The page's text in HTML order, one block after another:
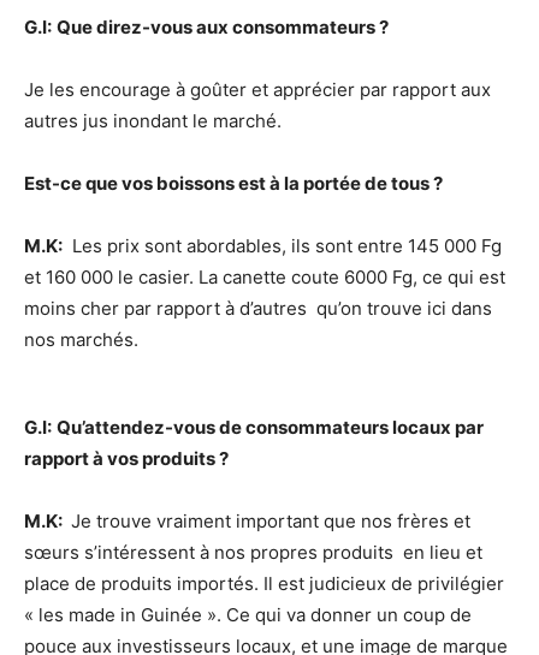
G.I: Que direz-vous aux consommateurs ?
Je les encourage à goûter et apprécier par rapport aux
autres jus inondant le marché.
Est-ce que vos boissons est à la portée de tous ?
M.K: Les prix sont abordables, ils sont entre 145 000 Fg
et 160 000 le casier. La canette coute 6000 Fg, ce qui est
moins cher par rapport à d’autres qu’on trouve ici dans
nos marchés.
G.I: Qu’attendez-vous de consommateurs locaux par
rapport à vos produits ?
M.K: Je trouve vraiment important que nos frères et
sœurs s’intéressent à nos propres produits en lieu et
place de produits importés. Il est judicieux de privilégier
« les made in Guinée ». Ce qui va donner un coup de
pouce aux investisseurs locaux, et une image de marque